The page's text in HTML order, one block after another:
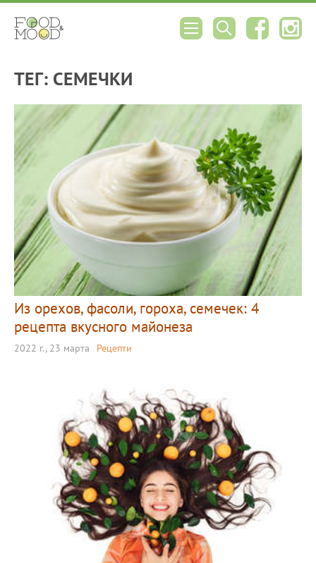
ТЕГ: СЕМЕЧКИ
Из орехов, фасоли, гороха, семечек: 4
рецепта вкусного майонеза
2022 г., 23 марта Рецепти